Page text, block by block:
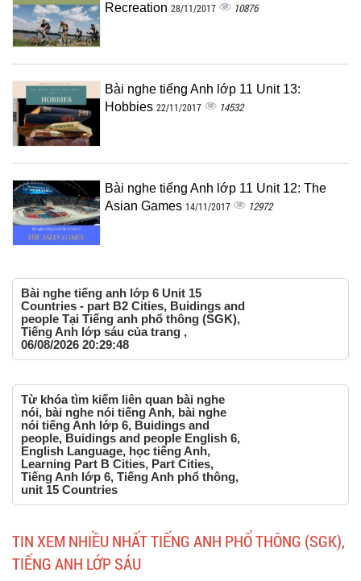
Recreation 28/11/2017 10876
Bài nghe tiếng Anh lớp 11 Unit 13:
Hobbies 22/11/2017 14532
Bài nghe tiếng Anh lớp 11 Unit 12: The
Asian Games 14/11/2017 12972
Bài nghe tiếng anh lớp 6 Unit 15
Countries - part B2 Cities, Buidings and
people Tại Tiếng anh phổ thông (SGK),
Tiếng Anh lớp sáu của trang ,
06/08/2026 20:29:48
Từ khóa tìm kiếm liên quan bài nghe
nói, bài nghe nói tiếng Anh, bài nghe
nói tiếng Anh lớp 6, Buidings and
people, Buidings and people English 6,
English Language, học tiếng Anh,
Learning Part B Cities, Part Cities,
Tiếng Anh lớp 6, Tiếng Anh phổ thông,
unit 15 Countries
TIN XEM NHIỀU NHẤT TIẾNG ANH PHỔ THÔNG (SGK),
TIẾNG ANH LỚP SÁU